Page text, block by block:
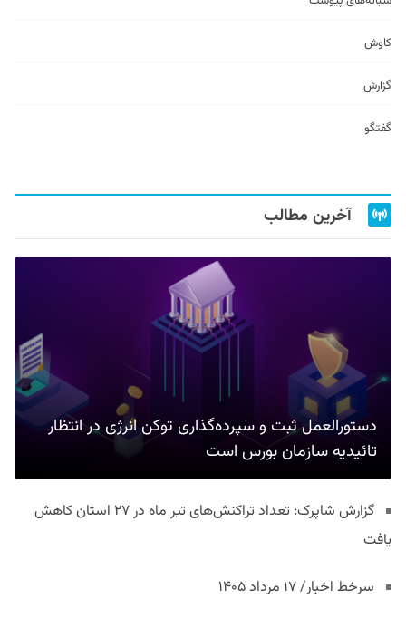
کاوش
گزارش
گفتگو
آخرین مطالب
دستورالعمل ثبت و سپرده‌گذاری توکن انرژی در انتظار
تائیدیه سازمان بورس است
گزارش شاپرک: تعداد تراکنش‌های تیر ماه در ۲۷ استان‌ کاهش
یافت
سرخط اخبار/ ۱۷ مرداد ۱۴۰۵